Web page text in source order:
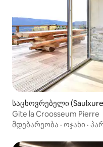
საცხოვრებელი
Gite la Croosseum Pierre
მდებარეობა · ოჯახი ·